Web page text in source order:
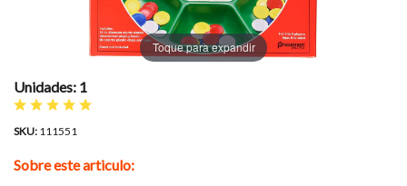
Toque para expandir
Unidades: 1
SKU: 111551
Sobre este articulo: